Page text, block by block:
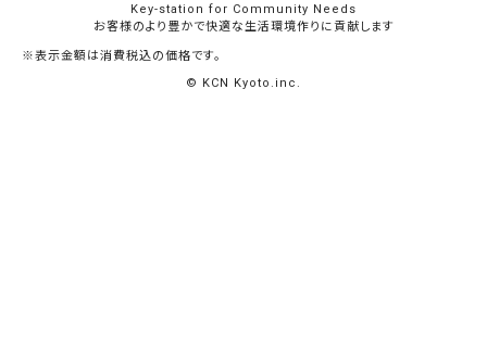
Key-station for Community Needs
お客様のより豊かで快適な生活環境作りに貢献します
※表示金額は消費税込の価格です。
© KCN Kyoto.inc.